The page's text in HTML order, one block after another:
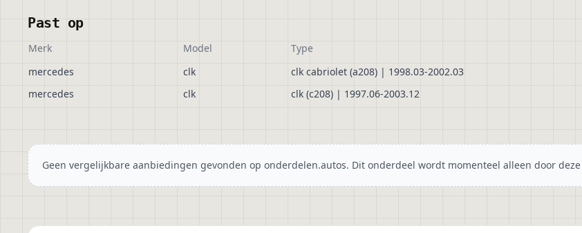
Past op
Merk Model Type
mercedes
clk clk cabriolet (a208) | 1998.03-2002.03
mercedes
clk clk (c208) | 1997.06-2003.12
Geen vergelijkbare aanbiedingen gevonden op onderdelen.autos. Dit onderdeel wordt momenteel alleen door